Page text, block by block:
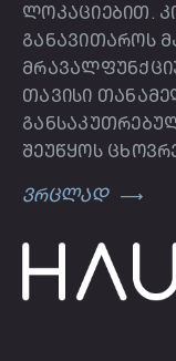
ლოკაციებით.
განავითაროს
თავისი
შეუწყოს
ვრცლად